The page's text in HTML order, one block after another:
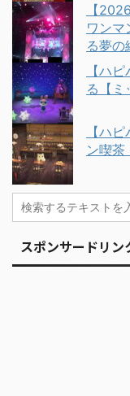
【
ワンマ
る夢の
【ハ
る【ミ
【ハ
ン喫茶
スポンサードリン